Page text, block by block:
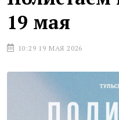
19 мая
10:29 19 МАЯ 2026